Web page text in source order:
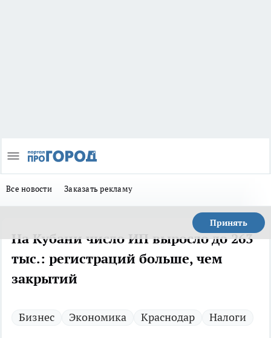
Все новости Заказать рекламу
Принять
На Кубани число ИП выросло до 263
тыс.: регистраций больше, чем
закрытий
Бизнес Экономика Краснодар Налоги